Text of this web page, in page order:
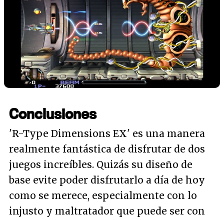
Conclusiones
'R-Type Dimensions EX' es una manera
realmente fantástica de disfrutar de dos
juegos increíbles. Quizás su diseño de
base evite poder disfrutarlo a día de hoy
como se merece, especialmente con lo
injusto y maltratador que puede ser con